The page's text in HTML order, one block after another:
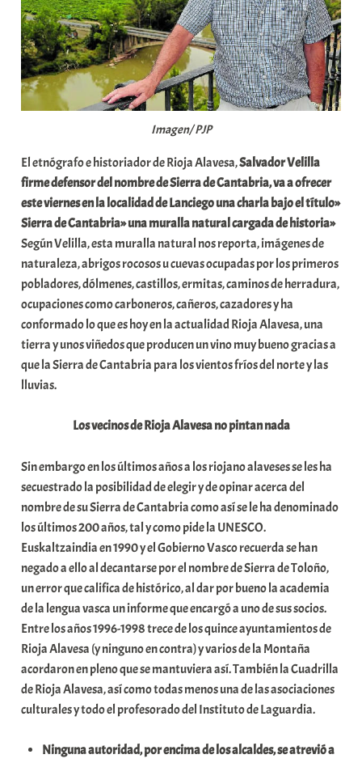
r
i
o
x
K
m
a
t
a
Imagen/ PJP
El etnógrafo e historiador de Rioja Alavesa,Salvador Velilla
firme defensor del nombre de Sierra de Cantabria, va a ofrecer
este viernes en la localidad de Lanciego una charla bajoel título»
Sierra de Cantabria» una muralla natural cargada de historia»
Según Velilla, esta muralla natural nos reporta, imágenes de
naturaleza, abrigos rocosos u cuevas ocupadas por los primeros
pobladores, dólmenes, castillos, ermitas, caminos de herradura,
ocupaciones como carboneros, cañeros, cazadores y ha
conformado lo que es hoy en la actualidad Rioja Alavesa, una
tierra y unos viñedos que producen un vino muy bueno gracias a
que la Sierra de Cantabria para los vientos fríos del norte y las
lluvias.
Los vecinos de Rioja Alavesa no pintan nada
Sin embargo en los últimos años a los riojano alaveses se les ha
secuestrado la posibilidad de elegir y de opinar acerca del
nombre de su Sierra de Cantabria como así se le ha denominado
los últimos 200 años, tal y como pide la UNESCO.
Euskaltzaindia en 1990 y el Gobierno Vasco recuerda se han
negado a ello al decantarse por el nombre de Sierra de Toloño,
un error que califica de histórico, al dar por bueno la academia
de la lengua vasca un informe que encargó a uno de sus socios.
Entre los años 1996-1998 trece de los quince ayuntamientos de
Rioja Alavesa (y ninguno en contra) y varios de la Montaña
acordaron en pleno que se mantuviera así. También la Cuadrilla
de Rioja Alavesa, así como todas menos una de las asociaciones
culturales y todo el profesorado del Instituto de Laguardia.
Ninguna autoridad, por encima de los alcaldes, se atrevió a